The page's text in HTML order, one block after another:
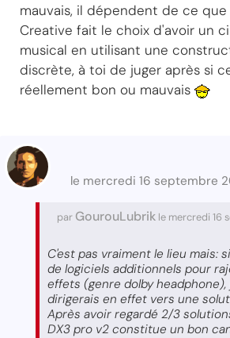
mauvais, il dépendent de ce
Creative fait le choix d'avoir un
musical en utilisant une
discrète, à toi de juger après si
réellement bon ou mauvais
le mercredi 16 septembre
par GourouLubrik le mercredi 16
C'est pas vraiment le lieu mais:
de logiciels additionnels pour
effets (genre dolby headphone),
dirigerais en effet vers une
Après avoir regardé 2/3
DX3 pro v2 constitue un bon